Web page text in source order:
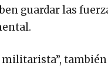
guardar las